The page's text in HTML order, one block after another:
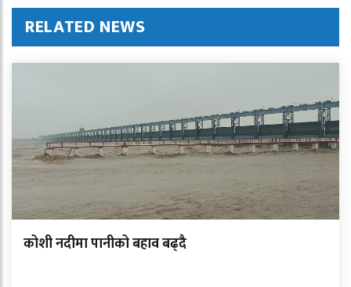
RELATED NEWS
कोशी नदीमा पानीको बहाव बढ्दै